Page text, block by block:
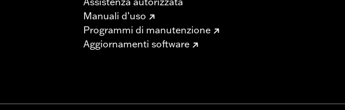
Manuali d’uso
Programmi di manutenzione
Aggiornamenti software